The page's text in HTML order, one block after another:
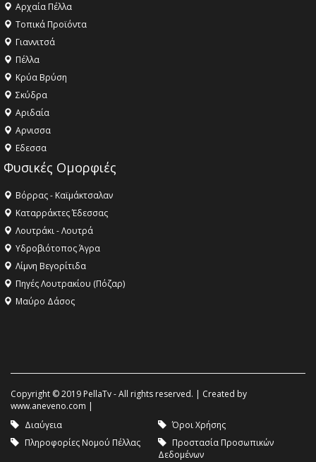
Αρχαία Πέλλα
Τοπικά Προϊόντα
Γιαννιτσά
Πέλλα
Κρύα Βρύση
Σκύδρα
Αριδαία
Aρνισσα
Eδεσσα
Φυσικές Ομορφιές
Βόρρας - Καϊμάκτσαλαν
Καταρράκτες Έδεσσας
Λουτράκι - Λουτρά
Υδροβιότοπος Άγρα
Λίμνη Βεγορίτιδα
Πηγές Λουτρακίου (Πόζαρ)
Μαύρο Δάσος
Copyright © 2019 PellaTv - All rights reserved. | Created by
www.aneveno.com |
Διαύγεια
Όροι Χρήσης
Πληροφορίες Νομού Πέλλας
Προστασία Προσωπικών
Δεδομένων